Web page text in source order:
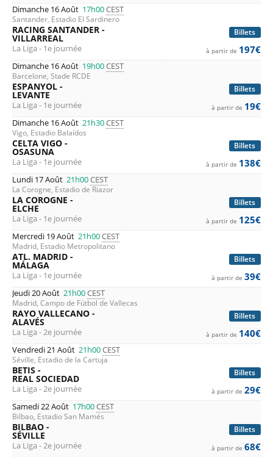
Dimanche 16 Août 17h00CEST
Santander, Estadio El Sardinero
Billets
RACING SANTANDER -
VILLARREAL
La Liga - 1e journée à partir de 197€
Dimanche 16 Août 19h00CEST
Barcelone, Stade RCDE
Billets
ESPANYOL -
LEVANTE
La Liga - 1e journée à partir de 19€
Dimanche 16 Août 21h30CEST
Vigo, Estadio Balaídos
Billets
CELTA VIGO -
OSASUNA
La Liga - 1e journée à partir de 138€
Lundi 17 Août 21h00CEST
La Corogne, Estadio de Riazor
Billets
LA COROGNE -
ELCHE
La Liga - 1e journée à partir de 125€
Mercredi 19 Août 21h00CEST
Madrid, Estadio Metropolitano
Billets
ATL. MADRID -
MÁLAGA
La Liga - 1e journée à partir de 39€
Jeudi 20 Août 21h00CEST
Madrid, Campo de Fútbol de Vallecas
Billets
RAYO VALLECANO -
ALAVÉS
La Liga - 2e journée à partir de 140€
Vendredi 21 Août 21h00CEST
Séville, Estadio de la Cartuja
Billets
BETIS -
REAL SOCIEDAD
La Liga - 2e journée à partir de 29€
Samedi 22 Août 17h00CEST
Bilbao, Estadio San Mamés
Billets
BILBAO -
SÉVILLE
La Liga - 2e journée à partir de 68€